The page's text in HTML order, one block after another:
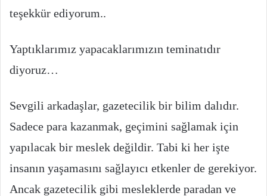
teşekkür ediyorum..
Yaptıklarımız yapacaklarımızın teminatıdır
diyoruz…
Sevgili arkadaşlar, gazetecilik bir bilim dalıdır.
Sadece para kazanmak, geçimini sağlamak için
yapılacak bir meslek değildir. Tabi ki her işte
insanın yaşamasını sağlayıcı etkenler de gerekiyor.
Ancak gazetecilik gibi mesleklerde paradan ve